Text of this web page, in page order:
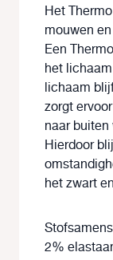
Het
mouwen
Een
het
lichaam
zorgt
naar
Hierdoor
het zwart
2%